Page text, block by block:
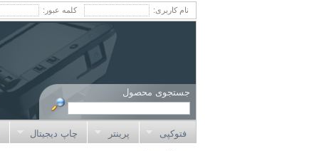
نام کاربری: کلمه عبور:
جستجوی محصول
فتوکپی پرینتر چاپ دیجیتال